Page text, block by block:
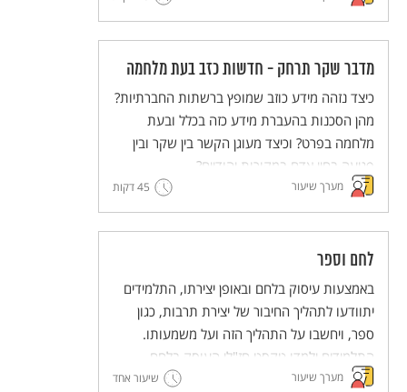
במה הוא מוּעָד ומה אנחנו (האדם) יכולים לעשות
מדבר שקר תרחק - חדשות כזב בעת מלחמה
כיצד נזהה מידע כוזב שמופץ ברשתות החברתיות?
מהן הסכנות בהעברת מידע כזה בכלל ובעת
מלחמה בפרט? וכיצד מעוגן הקשר בין שקר ובין
פגיעה בחיי אדם במקורות יהודיים?
מערך שיעור 45 דקות
לחם וספר
באמצעות עיסוק בלחם ובאופן יצירתו, התלמידים
יתוודעו לתהליך החיבור של יצירת תרבות, כגון
ספר, ויחשבו על התהליך הזה ועל משמעותו.
התלמידים ילמדו טקסט חז"לי העוסק בלחם
ובתהליך הכנתו כדימוי ויְפתחו את היכולת לעסוק
מערך שיעור שיעור אחד